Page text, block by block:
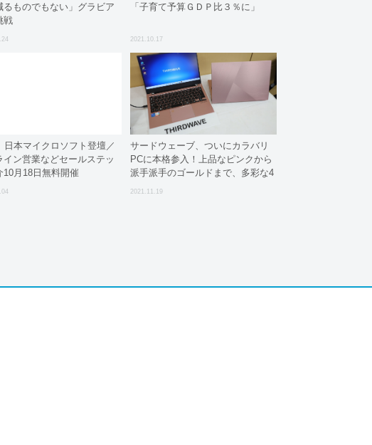
るものでもない」グラビア
戦
「子育て予算ＧＤＰ比３％に」
2021.10.17
日本マイクロソフト登壇／
イン営業などセールステッ
10月18日無料開催
サードウェーブ、ついにカラバリ
PCに本格参入！上品なピンクから
派手派手のゴールドまで、多彩な4
色展開
2021.11.19